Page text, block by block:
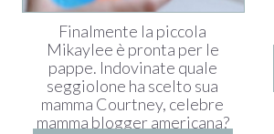
Finalmente la piccola
Mikaylee è pronta per le
pappe. Indovinate quale
seggiolone ha scelto sua
mamma Courtney, celebre
mamma blogger americana?